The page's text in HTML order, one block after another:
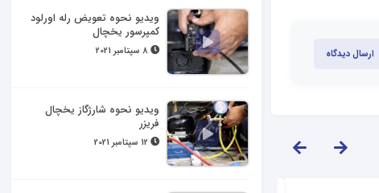
ارسال دیدگاه
ویدیو نحوه تعویض رله اورلود
کمپرسور یخچال
ویدیو نحوه شارژگاز یخچال
فریزر